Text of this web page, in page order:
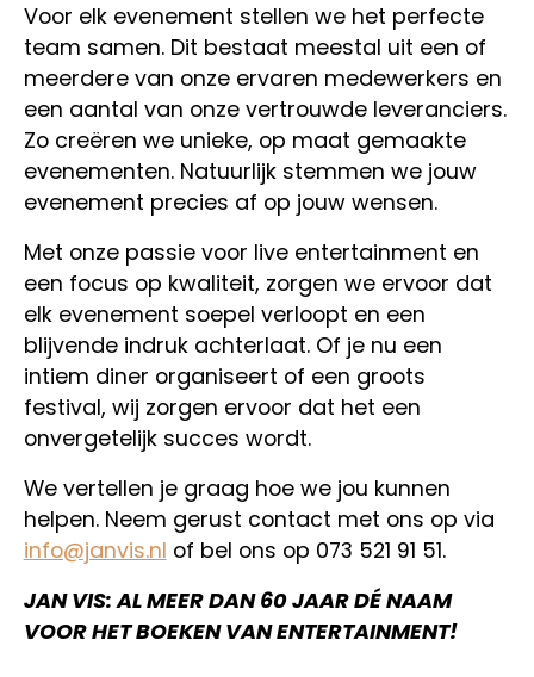
Voor elk evenement stellen we het perfecte
team samen. Dit bestaat meestal uit een of
meerdere van onze ervaren medewerkers en
een aantal van onze vertrouwde leveranciers.
Zo creëren we unieke, op maat gemaakte
evenementen. Natuurlijk stemmen we jouw
evenement precies af op jouw wensen.
Met onze passie voor live entertainment en
een focus op kwaliteit, zorgen we ervoor dat
elk evenement soepel verloopt en een
blijvende indruk achterlaat. Of je nu een
intiem diner organiseert of een groots
festival, wij zorgen ervoor dat het een
onvergetelijk succes wordt.
We vertellen je graag hoe we jou kunnen
helpen. Neem gerust contact met ons op via
info@janvis.nl of bel ons op 073 521 91 51.
JAN VIS: AL MEER DAN 60 JAAR DÉ NAAM
VOOR HET BOEKEN VAN ENTERTAINMENT!